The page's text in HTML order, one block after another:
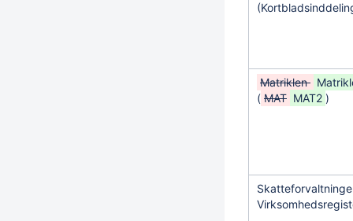
Matriklen
( MAT MAT2 )